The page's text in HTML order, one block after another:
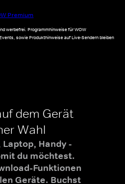
Premium
werbefrei. Programmhinweise für WOW
sowie Produkthinweise auf Live-Sendern bleiben
dem Gerät
Wahl
Laptop, Handy -
du möchtest.
Funktionen
Geräte. Buchst